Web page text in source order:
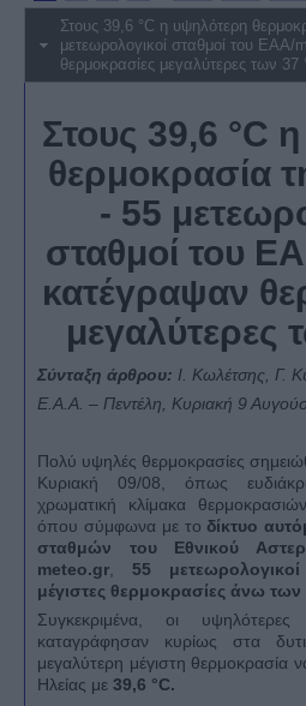
Στους 39,6 °C η υψηλότερη
μετεωρολογικοί σταθμοί του
θερμοκρασίες μεγαλύτερες των 37
Στους 39,6 °C
θερμοκρασία
- 55
σταθμοί του
κατέγραψαν
μεγαλύτερες
Σύνταξη άρθρου: Ι. Κωλέτσης, Γ.
Ε.Α.Α. – Πεντέλη, Κυριακή 9
Πολύ υψηλές θερμοκρασίες
Κυριακή 09/08, όπως
χρωματική κλίμακα
όπου σύμφωνα με το δίκτυο
σταθμών του Εθνικού
meteo.gr
55
μέγιστες θερμοκρασίες άνω των
Συγκεκριμένα, οι υψηλότερες
καταγράφησαν κυρίως στα
μεγαλύτερη μέγιστη θερμοκρασία
Ηλείας με 39,6 °C.